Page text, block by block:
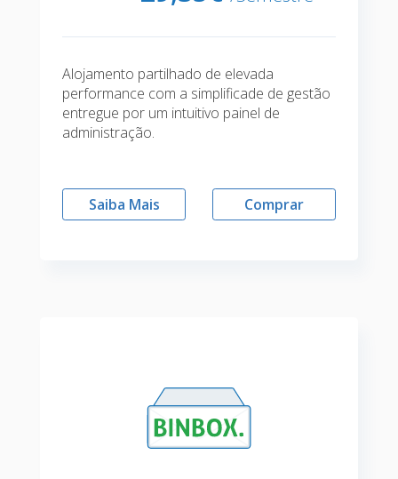
Alojamento partilhado de elevada
performance com a simplificade de gestão
entregue por um intuitivo painel de
administração.
Saiba Mais Comprar